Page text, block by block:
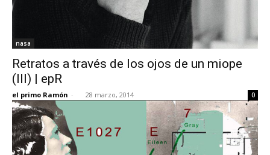
nasa
Retratos a través de los ojos de un miope
(III) | epR
el primo Ramón - 28 marzo, 2014 0